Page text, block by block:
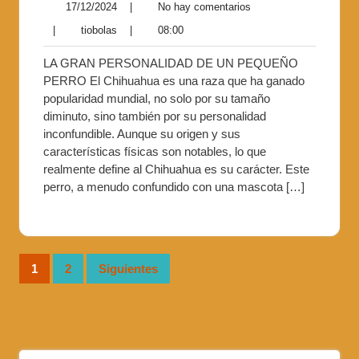
17/12/2024
No hay comentarios
tiobolas 08:00
LA GRAN PERSONALIDAD DE UN PEQUEÑO
PERRO El Chihuahua es una raza que ha ganado
popularidad mundial, no solo por su tamaño
diminuto, sino también por su personalidad
inconfundible. Aunque su origen y sus
características físicas son notables, lo que
realmente define al Chihuahua es su carácter. Este
perro, a menudo confundido con una mascota […]
1 2 Siguientes